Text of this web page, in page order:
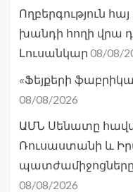
Ողբերգություն
խանդի հողի վրա
Լուսանկար 08/08/
«Ֆեյքերի
08/08/2026
ԱՄՆ Սենատը
Ռուսաստանի և
08/08/2026